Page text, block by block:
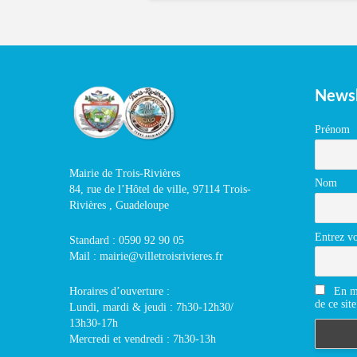
Mairie de Trois-Rivières
84, rue de l’Hôtel de ville, 97114 Trois-
Rivières , Guadeloupe
Standard : 0590 92 90 05
Mail : mairie@villetroisrivieres.fr
Horaires d’ouverture :
Lundi, mardi & jeudi : 7h30-12h30/
13h30-17h
Mercredi et vendredi : 7h30-13h
Prénom
Nom
Entrez
En
de ce site